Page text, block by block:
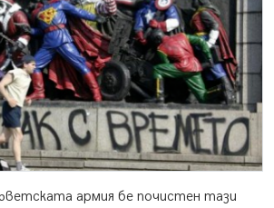
армия бе почистен тази